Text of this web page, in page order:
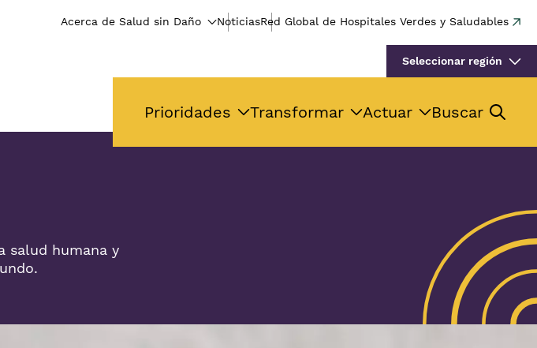
Acerca de Salud sin Daño NoticiasRed Global de Hospitales Verdes y Saludables
Seleccionar región
Prioridades Transformar Actuar Buscar
salud humana y